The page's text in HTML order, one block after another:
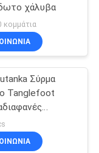
χάλυβα
κομμάτια
Σύρμα
Tanglefoot